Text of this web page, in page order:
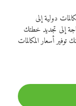
دولية إلى
إلى تجديد خطتك
أسعار المكالمات